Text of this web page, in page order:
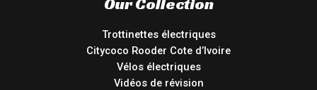
Trottinettes électriques
Citycoco Rooder Cote d’Ivoire
Vélos électriques
Vidéos de révision